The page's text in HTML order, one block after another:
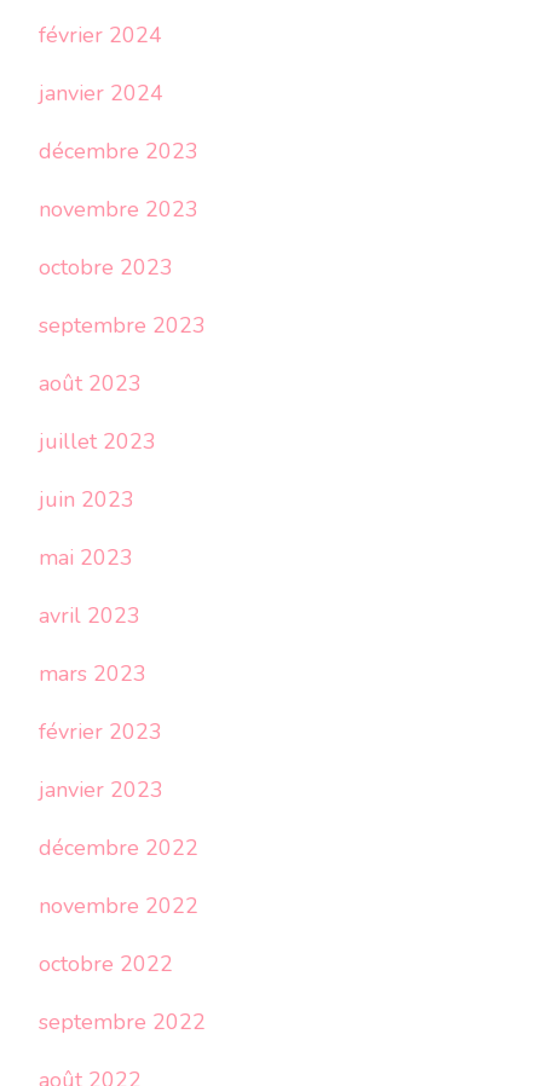
février 2024
janvier 2024
décembre 2023
novembre 2023
octobre 2023
septembre 2023
août 2023
juillet 2023
juin 2023
mai 2023
avril 2023
mars 2023
février 2023
janvier 2023
décembre 2022
novembre 2022
octobre 2022
septembre 2022
août 2022